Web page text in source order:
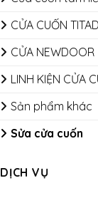
CỬA CUỐN
CỬA NEWDOOR
LINH KIỆN CỬA
Sản phẩm khác
Sửa cửa cuốn
DỊCH VỤ